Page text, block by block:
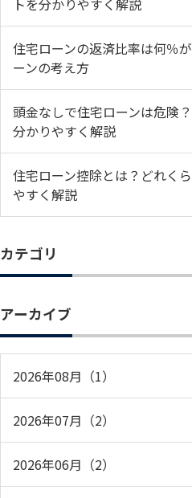
トを分かりやすく解説
住宅ローンの返済比率は何％
ーンの考え方
頭金なしで住宅ローンは危険
分かりやすく解説
住宅ローン控除とは？どれく
やすく解説
カテゴリ
アーカイブ
2026年08月（1）
2026年07月（2）
2026年06月（2）